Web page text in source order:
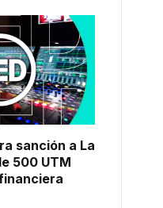
sanción a La
500 UTM